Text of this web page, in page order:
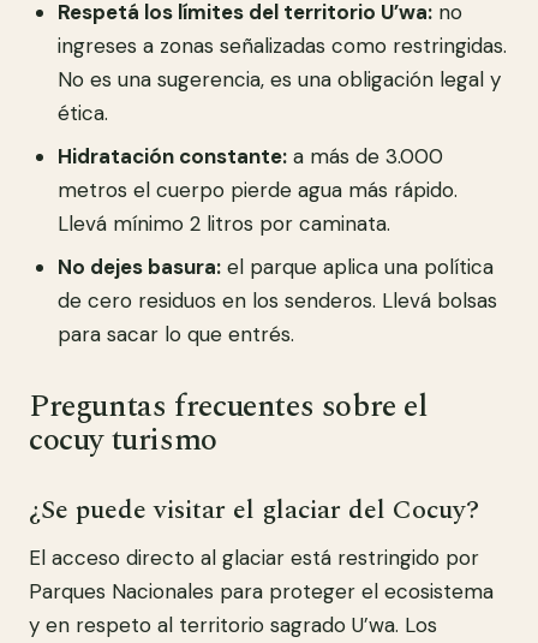
Respetá los límites del territorio U’wa: no
ingreses a zonas señalizadas como restringidas.
No es una sugerencia, es una obligación legal y
ética.
Hidratación constante: a más de 3.000
metros el cuerpo pierde agua más rápido.
Llevá mínimo 2 litros por caminata.
No dejes basura: el parque aplica una política
de cero residuos en los senderos. Llevá bolsas
para sacar lo que entrés.
Preguntas frecuentes sobre el
cocuy turismo
¿Se puede visitar el glaciar del Cocuy?
El acceso directo al glaciar está restringido por
Parques Nacionales para proteger el ecosistema
y en respeto al territorio sagrado U’wa. Los